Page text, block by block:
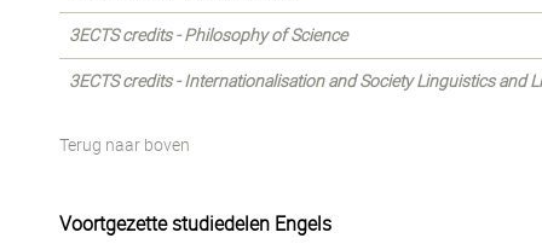
3ECTS credits - Philosophy of Science
3ECTS credits - Internationalisation and Society Linguistics and
Terug naar boven
Voortgezette studiedelen Engels